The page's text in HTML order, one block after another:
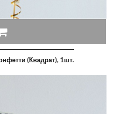
(квадрат), 1шт.